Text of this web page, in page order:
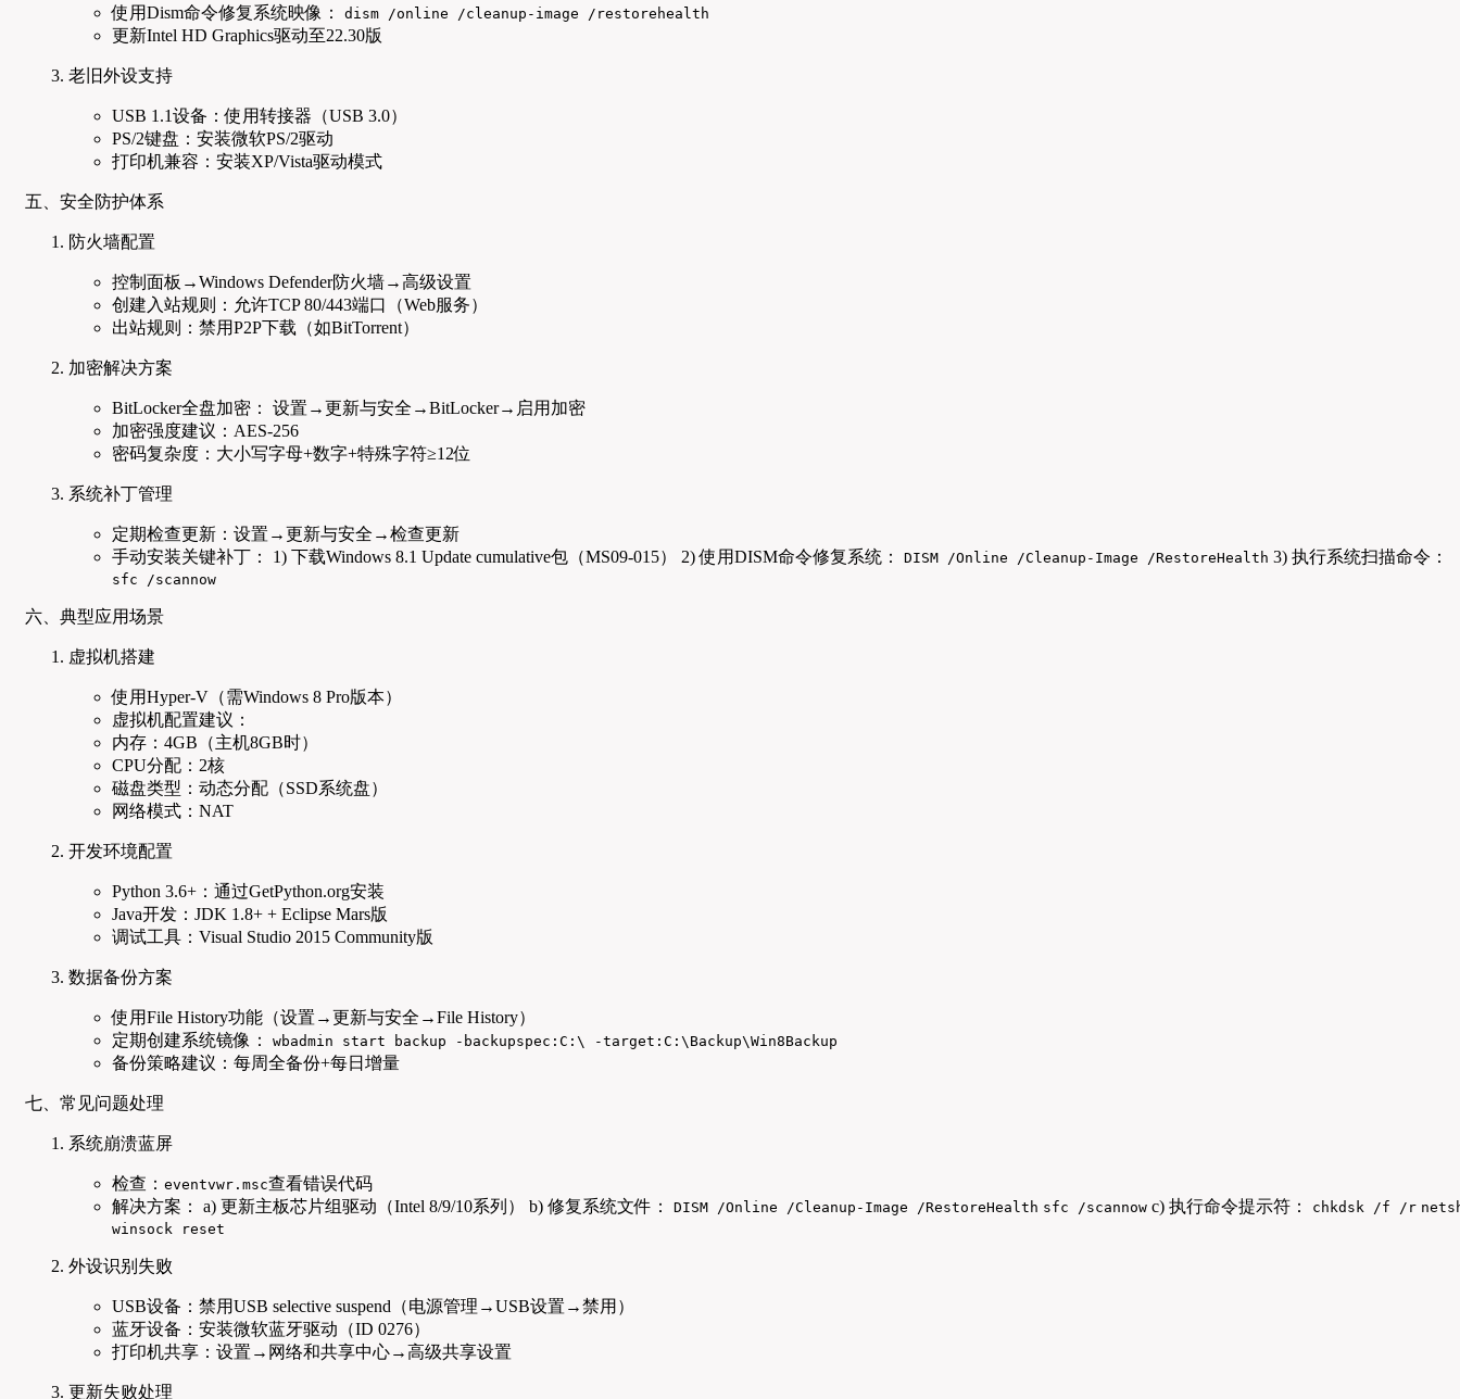
使用Dism命令修复系统映像： dism /online /cleanup-image /restorehealth
更新Intel HD Graphics驱动至22.30版
老旧外设支持
USB 1.1设备：使用转接器（USB 3.0）
PS/2键盘：安装微软PS/2驱动
打印机兼容：安装XP/Vista驱动模式
五、安全防护体系
防火墙配置
控制面板→Windows Defender防火墙→高级设置
创建入站规则：允许TCP 80/443端口（Web服务）
出站规则：禁用P2P下载（如BitTorrent）
加密解决方案
BitLocker全盘加密： 设置→更新与安全→BitLocker→启用加密
加密强度建议：AES-256
密码复杂度：大小写字母+数字+特殊字符≥12位
系统补丁管理
定期检查更新：设置→更新与安全→检查更新
手动安装关键补丁： 1) 下载Windows 8.1 Update cumulative包（MS09-015） 2) 使用DISM命令修复系统： DISM /Online /Cleanup-Image /RestoreHealth 3) 执行系统扫描命令：
sfc /scannow
六、典型应用场景
虚拟机搭建
使用Hyper-V（需Windows 8 Pro版本）
虚拟机配置建议：
内存：4GB（主机8GB时）
CPU分配：2核
磁盘类型：动态分配（SSD系统盘）
网络模式：NAT
开发环境配置
Python 3.6+：通过GetPython.org安装
Java开发：JDK 1.8+ + Eclipse Mars版
调试工具：Visual Studio 2015 Community版
数据备份方案
使用File History功能（设置→更新与安全→File History）
定期创建系统镜像： wbadmin start backup -backupspec:C:\ -target:C:\Backup\Win8Backup
备份策略建议：每周全备份+每日增量
七、常见问题处理
系统崩溃蓝屏
检查： eventvwr.msc查看错误代码
解决方案： a) 更新主板芯片组驱动（Intel 8/9/10系列） b) 修复系统文件： DISM /Online /Cleanup-Image /RestoreHealth sfc /scannow c) 执行命令提示符： chkdsk /f /r
winsock reset
外设识别失败
USB设备：禁用USB selective suspend（电源管理→USB设置→禁用）
蓝牙设备：安装微软蓝牙驱动（ID 0276）
打印机共享：设置→网络和共享中心→高级共享设置
更新失败处理